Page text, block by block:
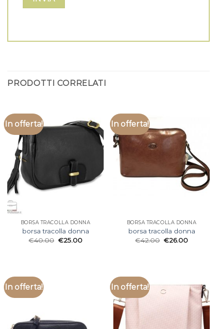
PRODOTTI CORRELATI
In offerta!
BORSA TRACOLLA DONNA
borsa tracolla donna
€40.00 €25.00
In offerta!
BORSA TRACOLLA DONNA
borsa tracolla donna
€42.00 €26.00
In offerta! In offerta!